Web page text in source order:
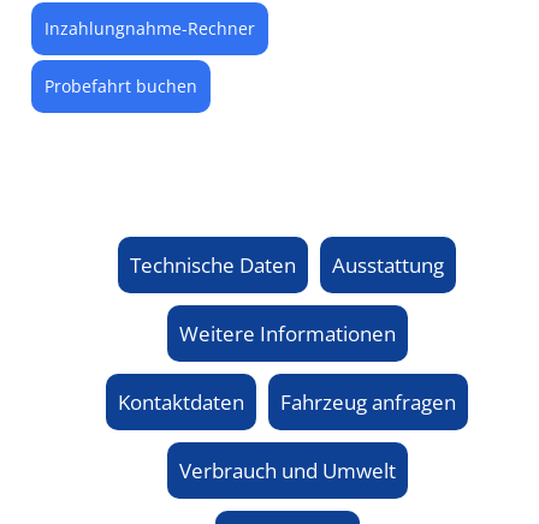
Inzahlungnahme-Rechner
Probefahrt buchen
Technische Daten Ausstattung
Weitere Informationen
Kontaktdaten Fahrzeug anfragen
Verbrauch und Umwelt